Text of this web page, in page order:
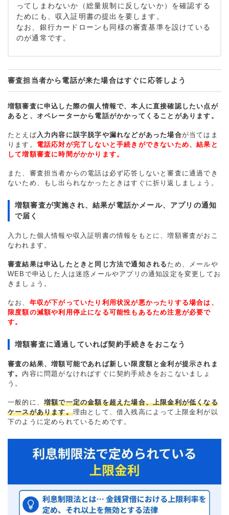
ってしまわないか（総量規制に反しないか）を確認する
ためにも、収入証明書の提出を要します。
なお、銀行カードローンも同様の審査基準を設けている
のが通常です。
審査担当者から電話が来た場合はすぐに応答しよう
増額審査に申込した際の個人情報で、本人に直接確認したい点が
あると、オペレーターから電話がかかってくることがあります。
たとえば入力内容に誤字脱字や漏れなどがあった場合が当てはま
ります。 電話応対が完了しないと手続きができないため、結果と
して増額審査に時間がかかります。
また、審査担当者からの電話は必ず応答しないと審査に通過でき
ないため、もし出られなかったときはすぐに折り返しましょう。
増額審査が実施され、結果が電話かメール、アプリの通知
で届く
入力した個人情報や収入証明書の情報をもとに、増額審査がおこ
なわれます。
審査結果は申込したときと同じ方法で通知される ため、メールや
WEBで申込した人は迷惑メールやアプリの通知設定を変更してお
きましょう。
なお、 年収が下がっていたり利用状況が悪かったりする場合は、
限度額の減額や利用停止になる可能性もあるため注意が必要で
す。
増額審査に通過していれば契約手続きをおこなう
審査の結果、増額可能であれば新しい限度額と金利が提示されま
す。 内容に問題がなければすぐに契約手続きをおこないましょ
う。
一般的に、 増額で一定の金額を超えた場合、上限金利が低くなる
ケースがあります。理由として、借入残高によって上限金利が以
下のように定められているためです。